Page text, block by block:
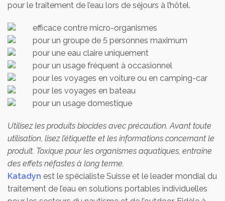
pour le traitement de l’eau lors de séjours à l’hôtel.
efficace contre micro-organismes
pour un groupe de 5 personnes maximum
pour une eau claire uniquement
pour un usage fréquent à occasionnel
pour les voyages en voiture ou en camping-car
pour les voyages en bateau
pour un usage domestique
Utilisez les produits biocides avec précaution. Avant toute
utilisation, lisez l’étiquette et les informations concernant le
produit. Toxique pour les organismes aquatiques, entraîne
des effets néfastes à long terme.
Katadyn est le spécialiste Suisse et le leader mondial du
traitement de l’eau en solutions portables individuelles